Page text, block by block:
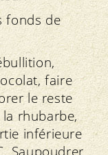
fonds de
faire
le reste
rhubarbe,
inférieure